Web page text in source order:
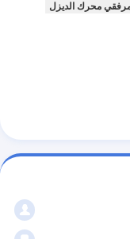
محرك الديزل